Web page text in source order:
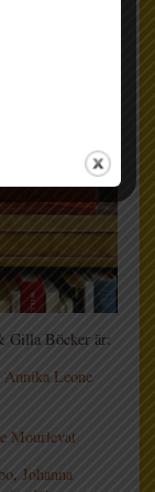
Gilla Böcker är:
Annika Leone
Mourlevat
,Johanna